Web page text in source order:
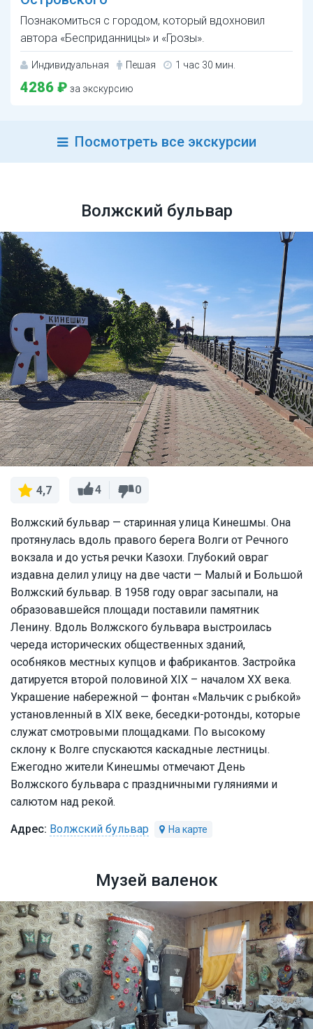
Познакомиться с городом, который вдохновил
автора «Бесприданницы» и «Грозы».
Индивидуальная Пешая 1 час 30 мин.
4286 ₽ за экскурсию
Посмотреть все экскурсии
Волжский бульвар
4,7 4 0
Волжский бульвар — старинная улица Кинешмы. Она
протянулась вдоль правого берега Волги от Речного
вокзала и до устья речки Казохи. Глубокий овраг
издавна делил улицу на две части — Малый и Большой
Волжский бульвар. В 1958 году овраг засыпали, на
образовавшейся площади поставили памятник
Ленину. Вдоль Волжского бульвара выстроилась
череда исторических общественных зданий,
особняков местных купцов и фабрикантов. Застройка
датируется второй половиной XIX – началом XX века.
Украшение набережной — фонтан «Мальчик с рыбкой»
установленный в XIX веке, беседки-ротонды, которые
служат смотровыми площадками. По высокому
склону к Волге спускаются каскадные лестницы.
Ежегодно жители Кинешмы отмечают День
Волжского бульвара с праздничными гуляниями и
салютом над рекой.
Волжский бульвар
Музей валенок